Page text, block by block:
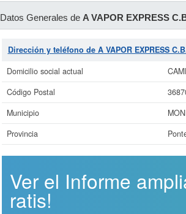
Datos Generales de A VAPOR EXPRESS
Dirección y teléfono de A VAPOR EXPRESS
Domicilio social actual
Código Postal
Municipio
Provincia
Ver el Informe
ratis!